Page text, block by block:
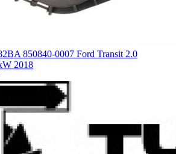
850840-0007 Ford Transit 2.0
2018